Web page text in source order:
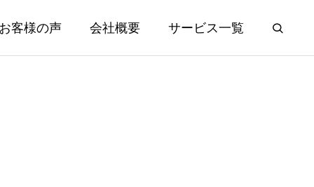
お客様の声 会社概要 サービス一覧